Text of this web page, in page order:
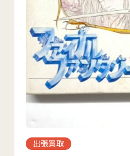
出張買取